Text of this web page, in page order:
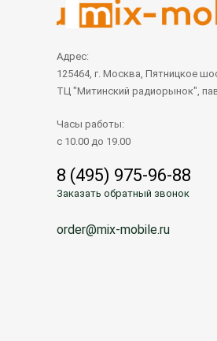
Адрес:
125464, г. Москва, Пятницкое
ТЦ "Митинский радиорынок",
Часы работы:
с 10.00 до 19.00
8 (495) 975-96-88
Заказать обратный звонок
order@mix-mobile.ru